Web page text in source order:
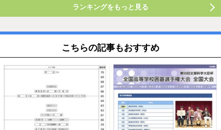
ランキングをもっと見る
こちらの記事もおすすめ